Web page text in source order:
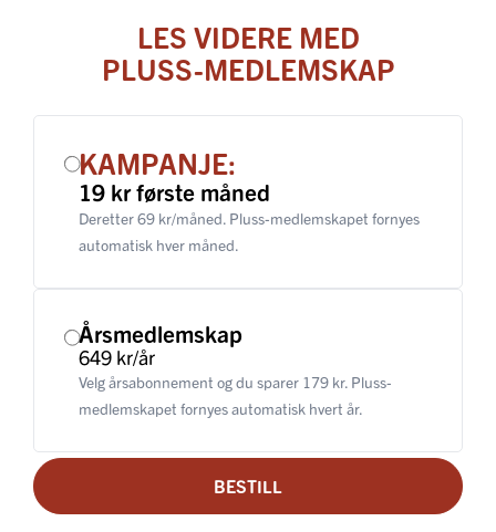
LES VIDERE MED
PLUSS-MEDLEMSKAP
KAMPANJE:
19 kr første måned
Deretter 69 kr/måned. Pluss-medlemskapet fornyes
automatisk hver måned.
Årsmedlemskap
649 kr/år
Velg årsabonnement og du sparer 179 kr. Pluss-
medlemskapet fornyes automatisk hvert år.
BESTILL